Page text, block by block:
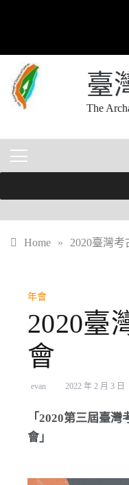
臺
The
Home » 2020臺灣
年會
2020臺
會
evan 2022 年 2 月 3 日
「2020第三屆臺
會」